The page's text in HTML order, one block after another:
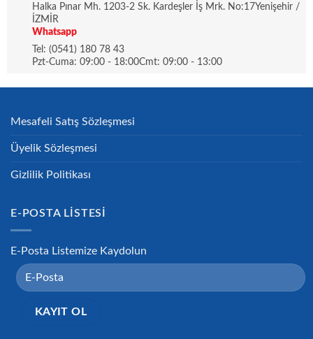
Halka Pınar Mh. 1203-2 Sk. Kardeşler İş Mrk. No:17Yenişehir /
İZMİR
Whatsapp
Tel: (0541) 180 78 43
Pzt-Cuma: 09:00 - 18:00Cmt: 09:00 - 13:00
Mesafeli Satış Sözleşmesi
Üyelik Sözleşmesi
Gizlilik Politikası
E-POSTA LISTESI
E-Posta Listemize Kaydolun